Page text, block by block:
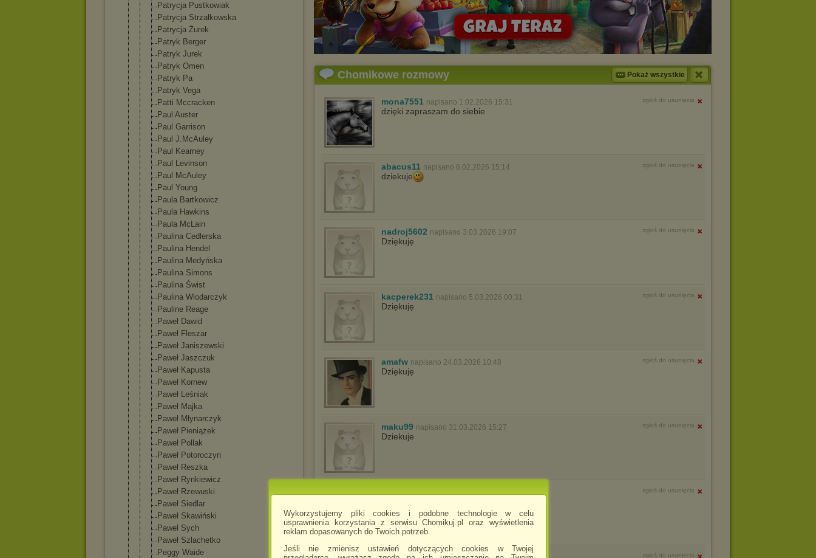
Wykorzystujemy pliki cookies i podobne technologie w celu
usprawnienia korzystania z serwisu Chomikuj.pl oraz wyświetlenia
reklam dopasowanych do Twoich potrzeb.
Jeśli nie zmienisz ustawień dotyczących cookies w Twojej
Patrycja Pustkowiak
Patrycja Strzałkowska
Patrycja Żurek
Patryk Berger
Patryk Jurek
Patryk Omen
Patryk Pa
Patryk Vega
Patti Mccracken
Paul Auster
Paul Garrison
Paul J.McAuley
Paul Kearney
Paul Levinson
Paul McAuley
Paul Young
Paula Bartkowicz
Paula Hawkins
Paula McLain
Paulina Cedlerska
Paulina Hendel
Paulina Medyńska
Paulina Simons
Paulina Świst
Paulina Wlodarczyk
Pauline Reage
Paweł Dawid
Paweł Fleszar
Paweł Janiszewski
Paweł Jaszczuk
Paweł Kapusta
Paweł Kornew
Paweł Leśniak
Paweł Majka
Paweł Młynarczyk
Paweł Pieniążek
Paweł Pollak
Paweł Potoroczyn
Paweł Reszka
Paweł Rynkiewicz
Paweł Rzewuski
Paweł Siedlar
Paweł Skawiński
Pawel Sych
Paweł Szlachetko
Peggy Waide
Chomikowe rozmowy Pokaż wszystkie
mona7551 napisano 1.02.2026 15:31 zgłoś do usunięcia
dzięki zapraszam do siebie
abacus11 napisano 6.02.2026 15:14 zgłoś do usunięcia
dziekuje
nadroj5602 napisano 3.03.2026 19:07 zgłoś do usunięcia
Dziękuję
kacperek231 napisano 5.03.2026 00:31 zgłoś do usunięcia
Dziękuję
amafw napisano 24.03.2026 10:48 zgłoś do usunięcia
Dziękuję
maku99 napisano 31.03.2026 15:27 zgłoś do usunięcia
Dziekuje
napisano 24.04.2026 16:52 zgłoś do usunięcia
zgłoś do usunięcia